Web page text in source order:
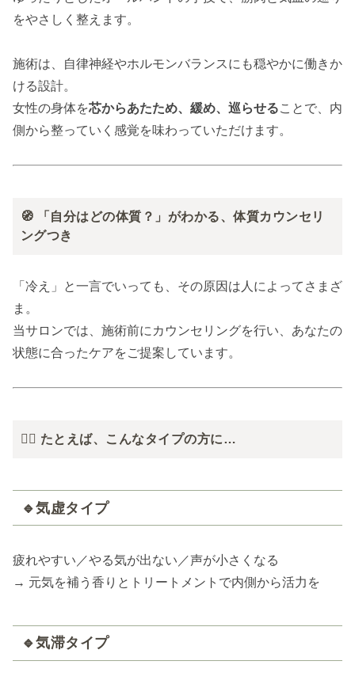
をやさしく整えます。
施術は、自律神経やホルモンバランスにも穏やかに働きか
ける設計。
女性の身体を芯からあたため、緩め、巡らせることで、内
側から整っていく感覚を味わっていただけます。
🧭 「自分はどの体質？」がわかる、体質カウンセリ
ングつき
「冷え」と一言でいっても、その原因は人によってさまざ
ま。
当サロンでは、施術前にカウンセリングを行い、あなたの
状態に合ったケアをご提案しています。
🧘‍♀️ たとえば、こんなタイプの方に…
🔹気虚タイプ
疲れやすい／やる気が出ない／声が小さくなる
→ 元気を補う香りとトリートメントで内側から活力を
🔹気滞タイプ